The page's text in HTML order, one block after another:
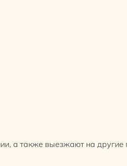
а также выезжают на другие